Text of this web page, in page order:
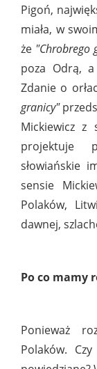
Pigoń,
miała, w
że "Chrobrego
poza Odrą,
Zdanie o
granicy"
Mickiewicz z
projektuje
słowiańskie
sensie
Polaków,
dawnej,
Po co mamy
Ponieważ
Polaków.